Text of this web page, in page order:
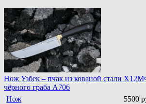
Нож Узбек – пчак из кованой стали
чёрного граба A706
Нож
5500